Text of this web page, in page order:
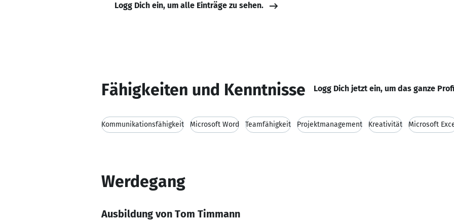
Logg Dich ein, um alle Einträge zu sehen.
Fähigkeiten und Kenntnisse Logg Dich jetzt ein, um das ganze
Kommunikationsfähigkeit Microsoft Word Teamfähigkeit Projektmanagement Kreativität Microsoft
Werdegang
Ausbildung von Tom Timmann